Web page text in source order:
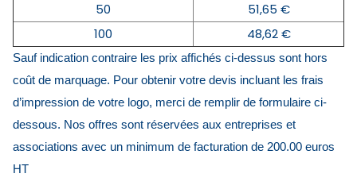
50
51,65 €
100
48,62 €
Sauf indication contraire les prix affichés ci-dessus sont hors
coût de marquage. Pour obtenir votre devis incluant les frais
d’impression de votre logo, merci de remplir de formulaire ci-
dessous. Nos offres sont réservées aux entreprises et
associations avec un minimum de facturation de 200.00 euros
HT